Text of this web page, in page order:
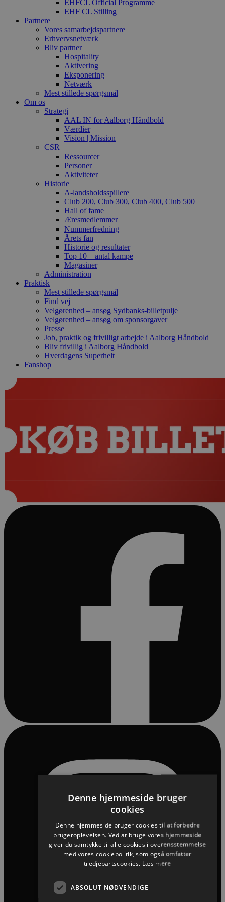
EHFCL Official Programme
EHF CL Stilling
Partnere
Vores samarbejdspartnere
Erhvervsnetværk
Bliv partner
Hospitality
Aktivering
Eksponering
Netværk
Mest stillede spørgsmål
Om os
Strategi
AAL IN for Aalborg Håndbold
Værdier
Vision | Mission
CSR
Ressourcer
Personer
Aktiviteter
Historie
A-landsholdsspillere
Club 200, Club 300, Club 400, Club 500
Hall of fame
Æresmedlemmer
Nummerfredning
Årets fan
Historie og resultater
Top 10 – antal kampe
Magasiner
Administration
Praktisk
Mest stillede spørgsmål
Find vej
Velgørenhed – ansøg Sydbanks-billetpulje
Velgørenhed – ansøg om sponsorgaver
Presse
Job, praktik og frivilligt arbejde i Aalborg Håndbold
Bliv frivillig i Aalborg Håndbold
Hverdagens Superhelt
Fanshop
Denne hjemmeside bruger
cookies
Denne hjemmeside bruger cookies til at forbedre
brugeroplevelsen. Ved at bruge vores hjemmeside
giver du samtykke til alle cookies i overensstemmelse
med vores cookiepolitik, som også omfatter
tredjepartscookies. Læs mere
ABSOLUT NØDVENDIGE